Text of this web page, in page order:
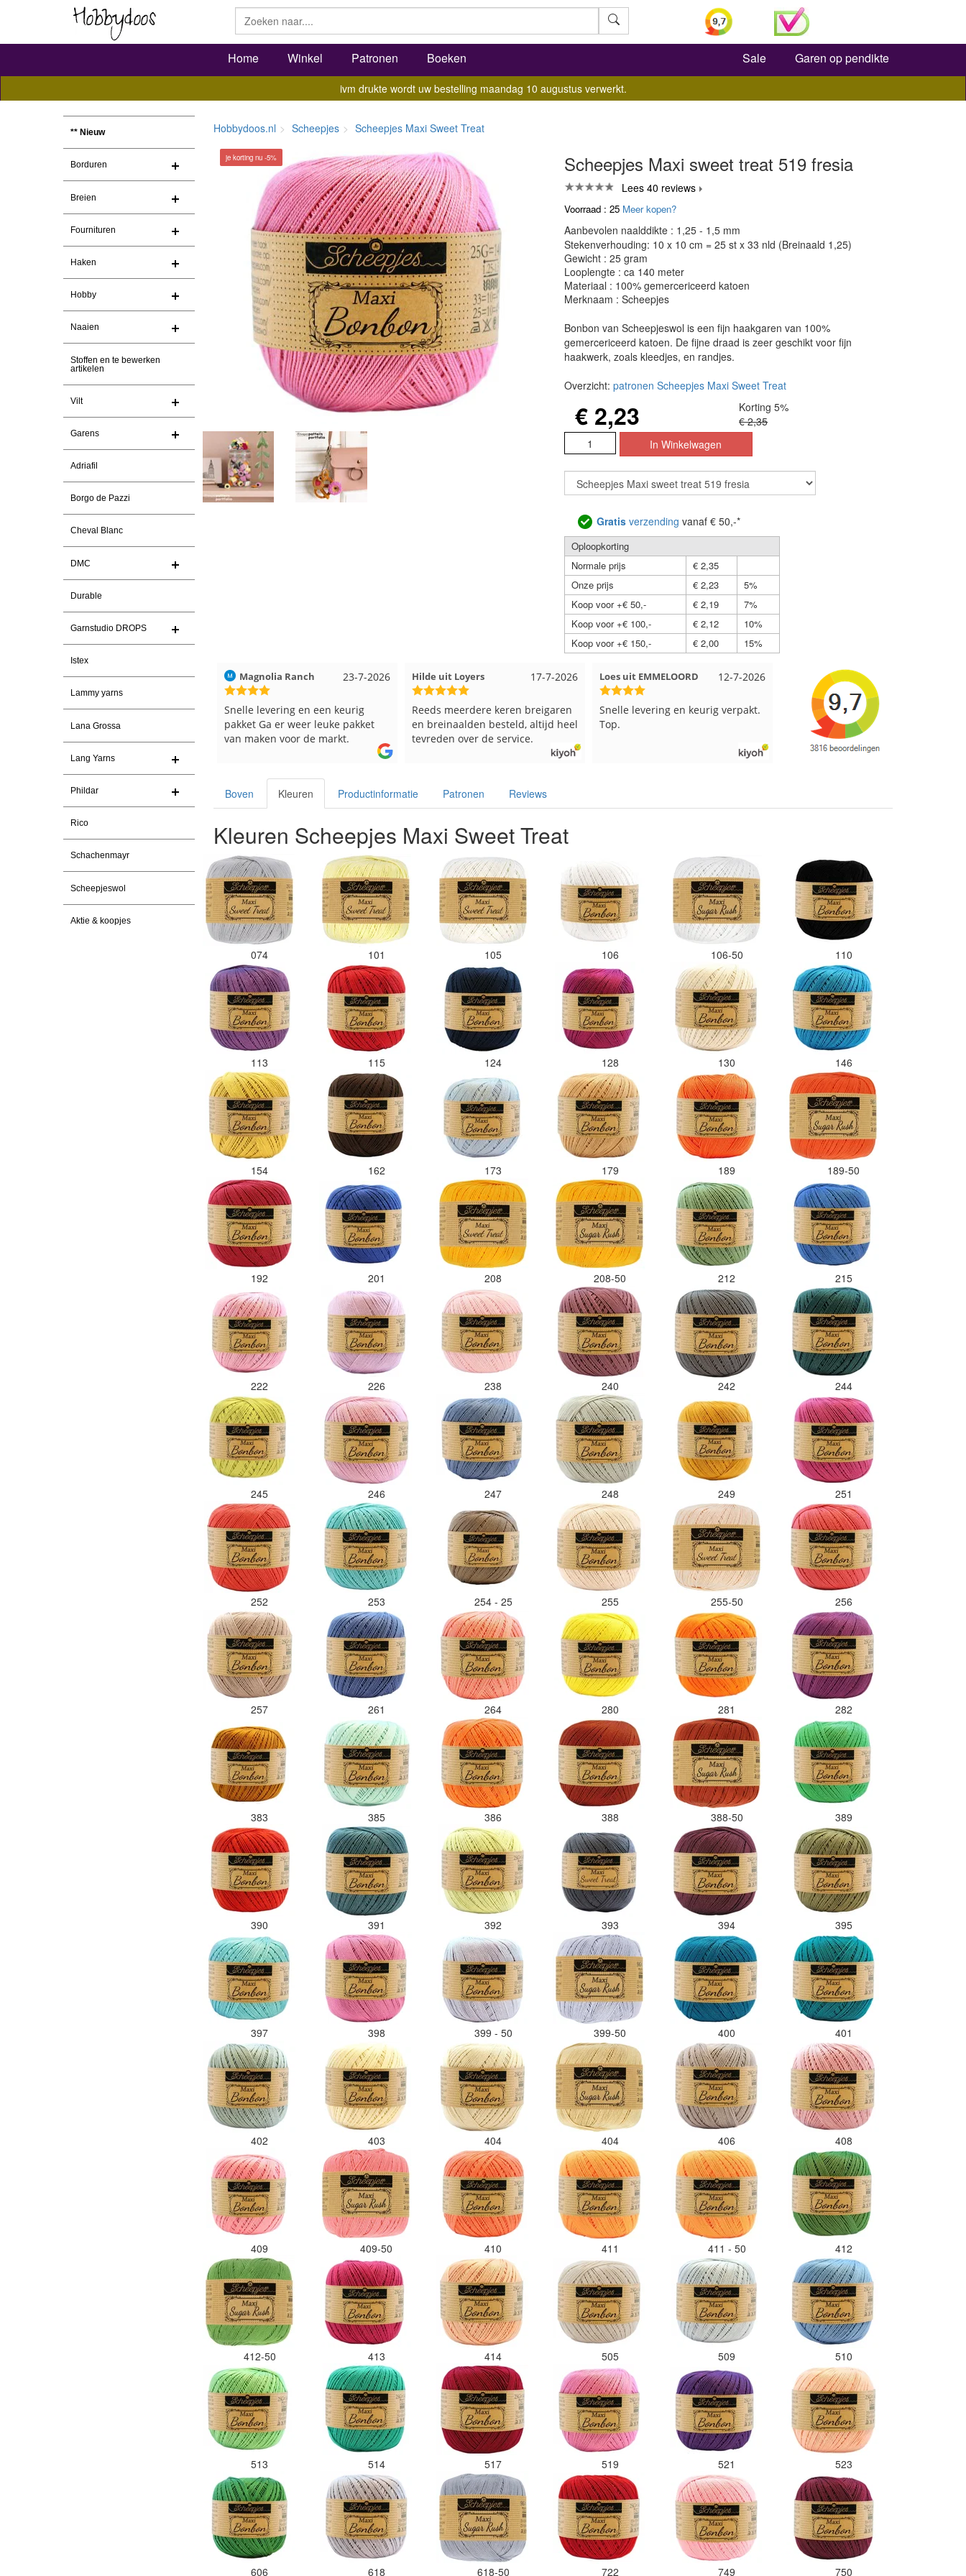
Zoeken
Home Winkel Patronen Boeken Sale Garen op pendikte
ivm drukte wordt uw bestelling maandag 10 augustus verwerkt.
** Nieuw
Borduren
Breien
Fournituren
Haken
Hobby
Naaien
Stoffen en te bewerken
artikelen
Vilt
Garens
Adriafil
Borgo de Pazzi
Cheval Blanc
DMC
Durable
Garnstudio DROPS
Istex
Lammy yarns
Lana Grossa
Lang Yarns
Phildar
Rico
Schachenmayr
Scheepjeswol
Aktie & koopjes
Hobbydoos.nl Scheepjes Scheepjes Maxi Sweet Treat
je korting nu -5% Scheepjes Maxi sweet treat 519 fresia
Lees 40 reviews
Voorraad : 25 Meer kopen?
Aanbevolen naalddikte : 1,25 - 1,5 mm
Stekenverhouding: 10 x 10 cm = 25 st x 33 nld (Breinaald 1,25)
Gewicht : 25 gram
Looplengte : ca 140 meter
Materiaal : 100% gemercericeerd katoen
Merknaam : Scheepjes
Bonbon van Scheepjeswol is een fijn haakgaren van 100%
gemercericeerd katoen. De fijne draad is zeer geschikt voor fijn
haakwerk, zoals kleedjes, en randjes.
Overzicht: patronen Scheepjes Maxi Sweet Treat
€ 2,23
Korting 5%
€ 2,35
Gratisverzending vanaf € 50,-*
Oploopkorting
Normale prijs
€ 2,35
Onze prijs
€ 2,23
5%
Koop voor +€ 50,-
€ 2,19
7%
Koop voor +€ 100,-
€ 2,12
10%
Koop voor +€ 150,-
€ 2,00 15%
23-7-2026
Magnolia Ranch
Snelle levering en een keurig
pakket Ga er weer leuke pakket
17-7-2026
Hilde uit Loyers
Reeds meerdere keren breigaren
en breinaalden besteld, altijd heel
tevreden over de service.
12-7-2026
Loes uit EMMELOORD
Snelle levering en keurig verpakt.
Top.
12-7-2026
Nell uit Beuningen
Goed verpakt en snelgeleverd
Wendy uit Amsterdam
Ruime keus aan viltwol, mooie
kleuren en goede kwaliteit. Snel
verzonden. Enigste wat ik een
beetje jammer vind is dat alles los
los in een doos gestopt. Geen
welke bol hoort. Had ook 3x 50
gram zwart besteld maar door de
andere bollen zitten er nu
verschillende kleuren vezels in
het zwart. Dat vind ik erg jammer.
Als ik nu wil nabestellen moet ik
maar hopen dat ik de juiste
kleurcode bij de juiste bol heb
gedaan. Misschien een tip om de
kleuren apart in te pakken met
een sticker welke kleur het is?
Desondanks zou ik deze shop
zeker wel aanbevelen wat betreft
de viltwol. Goede prijs/kwaliteit
verhouding.
Boven Kleuren Productinformatie Patronen Reviews
Kleuren Scheepjes Maxi Sweet Treat
074 101 105 106 106-50 110
113 115 124 128 130 146
154 162 173 179 189 189-50
192 201 208 208-50 212 215
222 226 238 240 242 244
245 246 247 248 249 251
252 253 254 - 25 255 255-50 256
257 261 264 280 281 282
383 385 386 388 388-50 389
390 391 392 393 394 395
397 398 399 - 50 399-50 400 401
402 403 404 404 406 408
409 409-50 410 411 411 - 50 412
412-50 413 414 505 509 510
513 514 517 519 521 523
606 618 618-50 722 749 750